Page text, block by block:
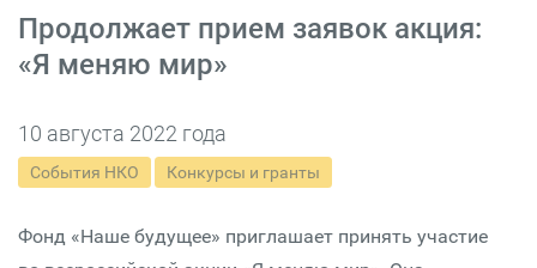
Продолжает прием заявок акция:
«Я меняю мир»
10 августа 2022 года
События НКО Конкурсы и гранты
Фонд «Наше будущее» приглашает принять участие